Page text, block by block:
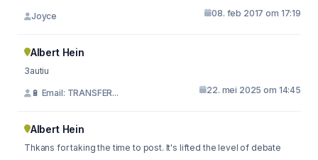
Joyce 08. feb 2017 om 17:19
Albert Hein
3autiu
🔋 Email: TRANSFER... 22. mei 2025 om 14:45
Albert Hein
Thkans for taking the time to post. It's lifted the level of debate